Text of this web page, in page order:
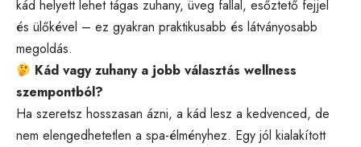
kád helyett lehet tágas zuhany, üveg fallal, esőztető fejjel
és ülőkével – ez gyakran praktikusabb és látványosabb
megoldás.
Kád vagy zuhany a jobb választás wellness
szempontból?
Ha szeretsz hosszasan ázni, a kád lesz a kedvenced, de
nem elengedhetetlen a spa-élményhez. Egy jól kialakított